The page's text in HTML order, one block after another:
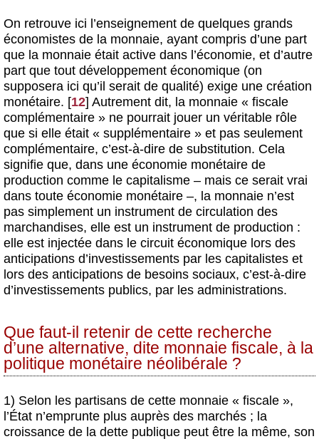
On retrouve ici l’enseignement de quelques grands
économistes de la monnaie, ayant compris d’une part
que la monnaie était active dans l’économie, et d’autre
part que tout développement économique (on
supposera ici qu’il serait de qualité) exige une création
monétaire. [12] Autrement dit, la monnaie « fiscale
complémentaire » ne pourrait jouer un véritable rôle
que si elle était « supplémentaire » et pas seulement
complémentaire, c’est-à-dire de substitution. Cela
signifie que, dans une économie monétaire de
production comme le capitalisme – mais ce serait vrai
dans toute économie monétaire –, la monnaie n’est
pas simplement un instrument de circulation des
marchandises, elle est un instrument de production :
elle est injectée dans le circuit économique lors des
anticipations d’investissements par les capitalistes et
lors des anticipations de besoins sociaux, c’est-à-dire
d’investissements publics, par les administrations.
Que faut-il retenir de cette recherche
d’une alternative, dite monnaie fiscale, à la
politique monétaire néolibérale ?
1) Selon les partisans de cette monnaie « fiscale »,
l’État n’emprunte plus auprès des marchés ; la
croissance de la dette publique peut être la même, son